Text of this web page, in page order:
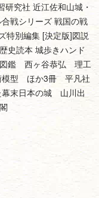
究社 近江佐和山城・
戦シリーズ 戦国の戦
特別編集 [決定版]図説
読本 城歩きハンド
鑑 西ヶ谷恭弘 理工
模型 ほか3冊 平凡社
幕末日本の城 山川出